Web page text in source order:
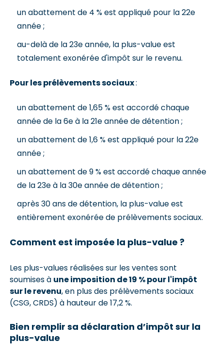
un abattement de 4 % est appliqué pour la 22e
année ;
au-delà de la 23e année, la plus-value est
totalement exonérée d'impôt sur le revenu.
Pour les prélèvements sociaux:
un abattement de 1,65 % est accordé chaque
année de la 6e à la 21e année de détention ;
un abattement de 1,6 % est appliqué pour la 22e
année ;
un abattement de 9 % est accordé chaque année
de la 23e à la 30e année de détention ;
après 30 ans de détention, la plus-value est
entièrement exonérée de prélèvements sociaux.
Comment est imposée la plus-value ?
Les plus-values réalisées sur les ventes sont
soumises à une imposition de 19 % pour l'impôt
sur le revenu, en plus des prélèvements sociaux
(CSG, CRDS) à hauteur de 17,2 %.
Bien remplir sa déclaration d’impôt sur la
plus-value